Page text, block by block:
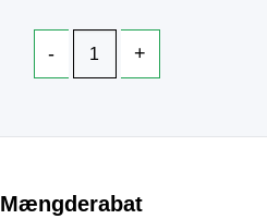
Mængderabat